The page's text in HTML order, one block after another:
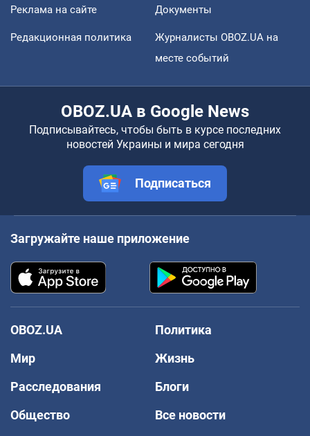
Реклама на сайте Документы
Редакционная политика
Журналисты OBOZ.UA на
месте событий
OBOZ.UA в Google News
Подписывайтесь, чтобы быть в курсе последних
новостей Украины и мира сегодня
Подписаться
Загружайте наше приложение
OBOZ.UA
Политика
Мир
Жизнь
Расследования
Блоги
Общество
Все новости